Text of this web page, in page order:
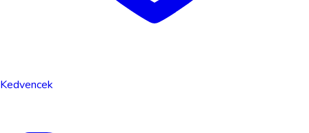
Kedvencek